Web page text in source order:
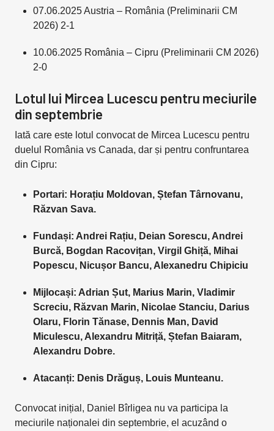
07.06.2025 Austria – România (Preliminarii CM
2026) 2-1
10.06.2025 România – Cipru (Preliminarii CM 2026)
2-0
Lotul lui Mircea Lucescu pentru meciurile
din septembrie
Iată care este lotul convocat de Mircea Lucescu pentru
duelul România vs Canada, dar și pentru confruntarea
din Cipru:
Portari: Horațiu Moldovan, Ștefan Târnovanu,
Răzvan Sava.
Fundași: Andrei Rațiu, Deian Sorescu, Andrei
Burcă, Bogdan Racovițan, Virgil Ghiță, Mihai
Popescu, Nicușor Bancu, Alexanedru Chipiciu
Mijlocași: Adrian Șut, Marius Marin, Vladimir
Screciu, Răzvan Marin, Nicolae Stanciu, Darius
Olaru, Florin Tănase, Dennis Man, David
Miculescu, Alexandru Mitriță, Ștefan Baiaram,
Alexandru Dobre.
Atacanți: Denis Drăguș, Louis Munteanu.
Convocat inițial, Daniel Bîrligea nu va participa la
meciurile naționalei din septembrie, el acuzând o